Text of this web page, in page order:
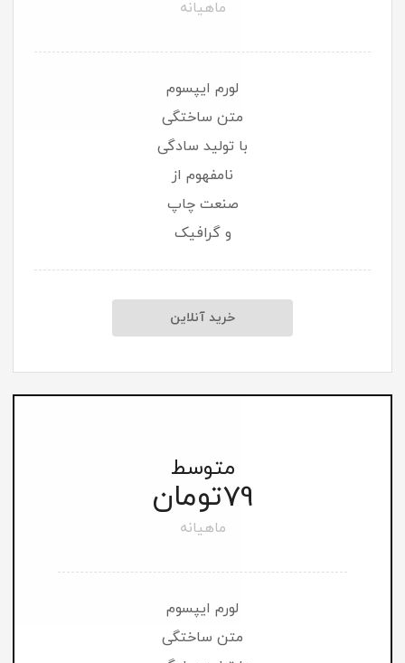
ماهیانه
لورم ایپسوم
متن ساختگی
با تولید سادگی
نامفهوم از
صنعت چاپ
و گرافیک
خرید آنلاین
متوسط
79تومان
ماهیانه
لورم ایپسوم
متن ساختگی